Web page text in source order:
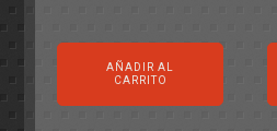
original
era:
actual
AÑADIR AL
CARRITO